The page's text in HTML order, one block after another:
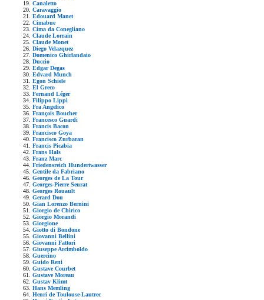
Canaletto
Caravaggio
Edouard Manet
Cimabue
Cima da Conegliano
Claude Lorrain
Claude Monet
Diego Velazquez
Domenico Ghirlandaio
Duccio
Edgar Degas
Edvard Munch
Egon Schiele
El Greco
Fernand Léger
Filippo Lippi
Fra Angelico
François Boucher
Francesco Guardi
Francis Bacon
Francisco Goya
Francisco Zurbaran
Francis Picabia
Frans Hals
Franz Marc
Friedensreich Hundertwasser
Gentile da Fabriano
Georges de La Tour
Georges-Pierre Seurat
Georges Rouault
Gerard Dou
Gian Lorenzo Bernini
Giorgio de Chirico
Giorgio Morandi
Giorgione
Giotto di Bondone
Giovanni Bellini
Giovanni Fattori
Giuseppe Arcimboldo
Guercino
Guido Reni
Gustave Courbet
Gustave Moreau
Gustav Klimt
Hans Memling
Henri de Toulouse-Lautrec